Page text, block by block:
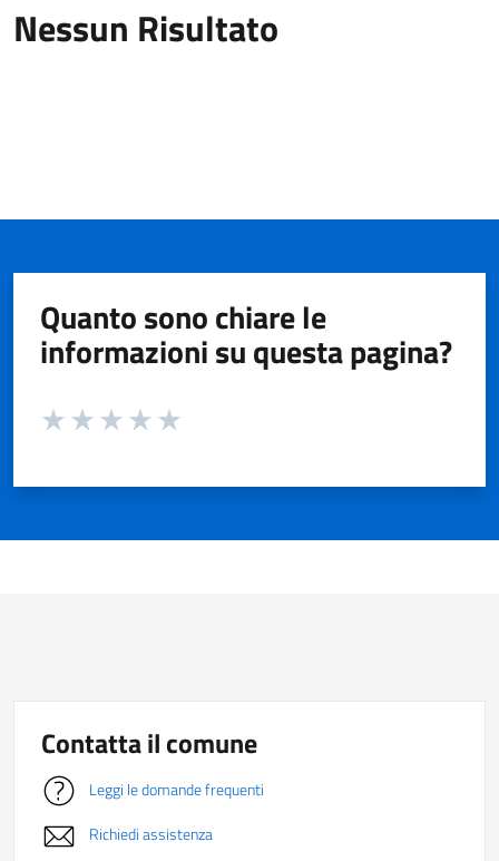
Nessun Risultato
Quanto sono chiare le
informazioni su questa pagina?
Valuta da 1 a 5 stelle la pagina
Contatta il comune
Leggi le domande frequenti
Richiedi assistenza